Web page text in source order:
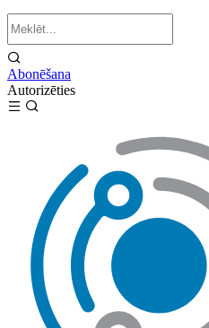
Abonēšana
Autorizēties